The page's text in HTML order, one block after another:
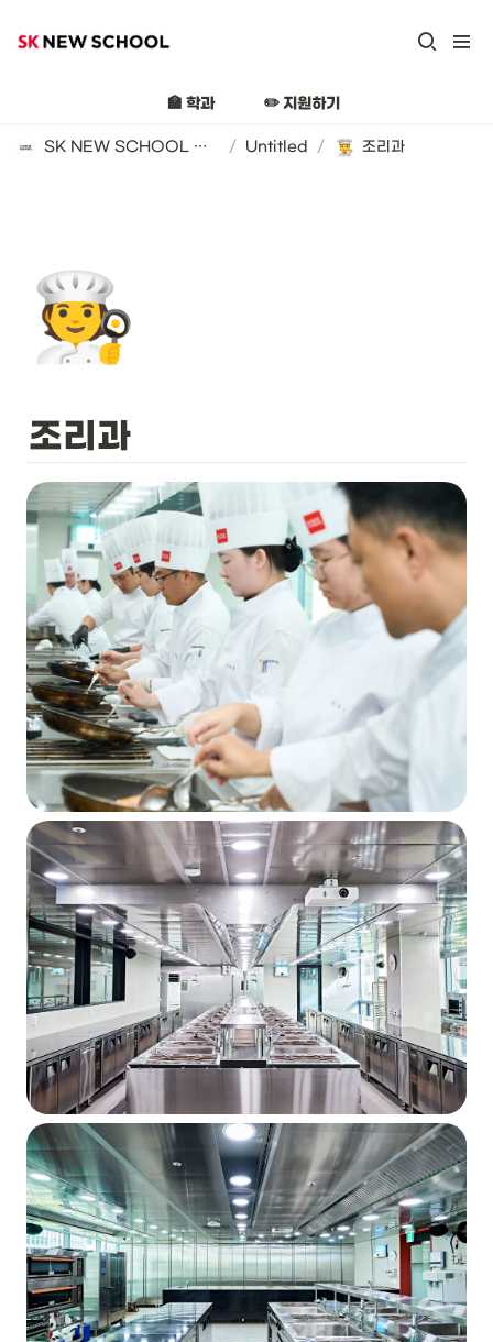
🏫 학과 ✏️ 지원하기
SK NEW SCHOOL 지원 가이드 (2025년) / Untitled / 조리과
🧑‍🍳
조리과